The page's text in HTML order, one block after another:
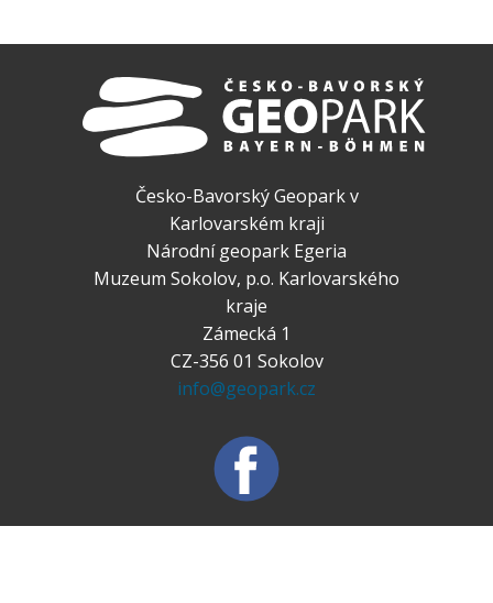
Česko-Bavorský Geopark v
Karlovarském kraji
Národní geopark Egeria
Muzeum Sokolov, p.o. Karlovarského
kraje
Zámecká 1
CZ-356 01 Sokolov
info@geopark.cz